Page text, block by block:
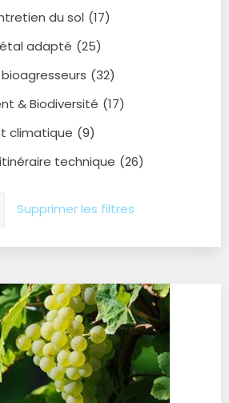
du sol (17)
adapté (25)
(32)
& Biodiversité (17)
climatique (9)
technique (26)
Supprimer les filtres